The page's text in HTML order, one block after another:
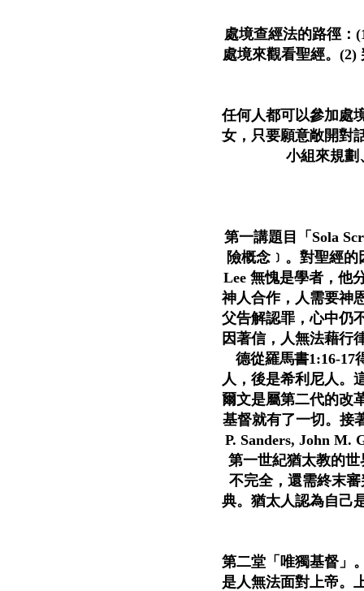
處境查經法的路徑：
處境來觀看聖經。
任何人都可以參加處
女，只要願意敞開對
小組來規
第一講題目「Sola
險概念﹞。對聖經
Lee 無愧是學者，他
神人合作，人需要神
父告解認罪，心中仍
因著信，人無法藉行
德從羅馬書1:16-17
人，後是希利尼人。
爾文是屬第二代的改
基督就有了一切。接
P. Sanders, John M.
第一世紀猶太教的
不完全，還需終末
典。猶太人認為自己
第二堂「唯獨基督」
是人無法面對上帝。